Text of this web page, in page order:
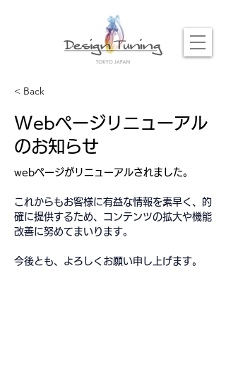
< Back
Webページリニューアル
のお知らせ
webページがリニューアルされました。
これからもお客様に有益な情報を素早く、的
確に提供するため、コンテンツの拡大や機能
改善に努めてまいります。
今後とも、よろしくお願い申し上げます。